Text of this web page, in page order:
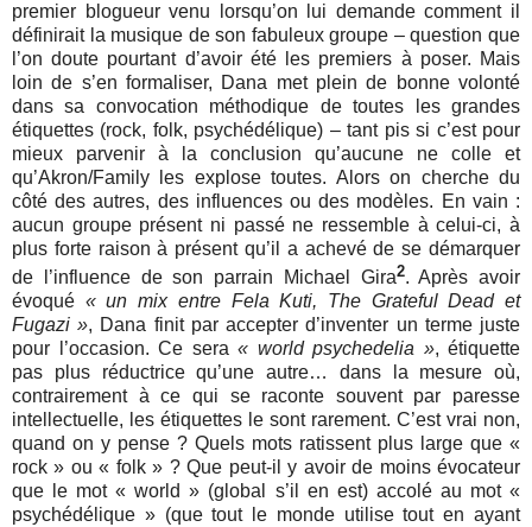
premier blogueur venu lorsqu’on lui demande comment il
définirait la musique de son fabuleux groupe – question que
l’on doute pourtant d’avoir été les premiers à poser. Mais
loin de s’en formaliser, Dana met plein de bonne volonté
dans sa convocation méthodique de toutes les grandes
étiquettes (rock, folk, psychédélique) – tant pis si c’est pour
mieux parvenir à la conclusion qu’aucune ne colle et
qu’Akron/Family les explose toutes. Alors on cherche du
côté des autres, des influences ou des modèles. En vain :
aucun groupe présent ni passé ne ressemble à celui-ci, à
plus forte raison à présent qu’il a achevé de se démarquer
de l’influence de son parrain Michael Gira2. Après avoir
évoqué « un mix entre Fela Kuti, The Grateful Dead et
Fugazi », Dana finit par accepter d’inventer un terme juste
pour l’occasion. Ce sera « world psychedelia », étiquette
pas plus réductrice qu’une autre… dans la mesure où,
contrairement à ce qui se raconte souvent par paresse
intellectuelle, les étiquettes le sont rarement. C’est vrai non,
quand on y pense ? Quels mots ratissent plus large que «
rock » ou « folk » ? Que peut-il y avoir de moins évocateur
que le mot « world » (global s’il en est) accolé au mot «
psychédélique » (que tout le monde utilise tout en ayant